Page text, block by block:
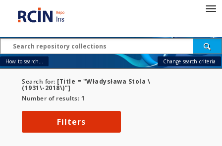
How to search... Change search criteria
Search for: [Title = "Władysława Stola \
(1931\-2018\)"]
Number of results: 1
Filters